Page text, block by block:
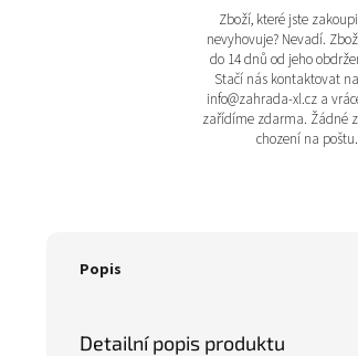
Zboží, které jste
nevyhovuje? Nevadí.
do 14 dnů od jeho
Stačí nás kontaktovat
info@zahrada-xl.cz a
zařídíme zdarma. Žádné
chození na poštu.
Popis
Detailní popis produktu